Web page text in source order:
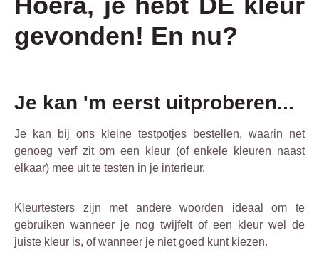
gevonden! En nu?
Je kan 'm eerst uitproberen...
Je kan bij ons kleine testpotjes bestellen, waarin net
genoeg verf zit om een kleur (of enkele kleuren naast
elkaar) mee uit te testen in je interieur.
Kleurtesters zijn met andere woorden ideaal om te
gebruiken wanneer je nog twijfelt of een kleur wel de
juiste kleur is, of wanneer je niet goed kunt kiezen.